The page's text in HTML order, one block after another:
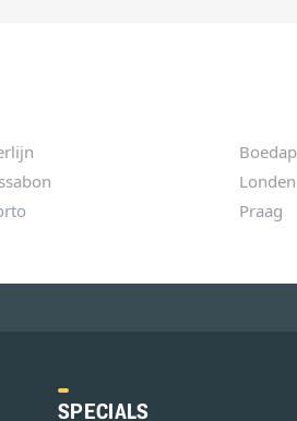
Londen
Praag
SPECIALS